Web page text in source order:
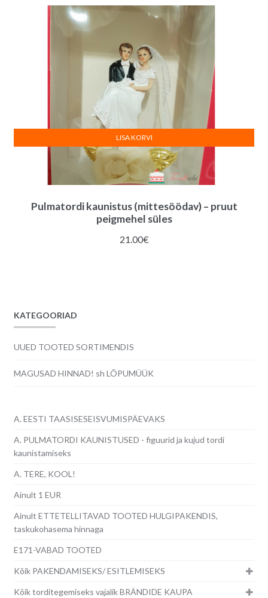
Pulmatordi kaunistus (mittesöödav) – pruut
peigmehel süles
21.00€
LISA KORVI
KATEGOORIAD
UUED TOOTED SORTIMENDIS
MAGUSAD HINNAD! sh LÕPUMÜÜK
A. EESTI TAASISESEISVUMISPÄEVAKS
A. PULMATORDI KAUNISTUSED - figuurid ja kujud tordi
kaunistamiseks
A. TERE, KOOL!
Ainult 1 EUR
Ainult ETTETELLITAVAD TOOTED HULGIPAKENDIS,
taskukohasema hinnaga
E171-VABAD TOOTED
Kõik PAKENDAMISEKS/ ESITLEMISEKS
Kõik torditegemiseks vajalik BRÄNDIDE KAUPA